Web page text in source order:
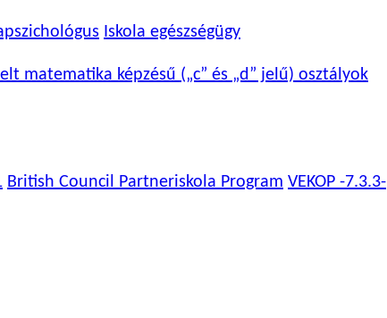
Iskola egészségügy
matematika képzésű („c” és „d” jelű) osztályok
British Council Partneriskola Program VEKOP -7.3.3-